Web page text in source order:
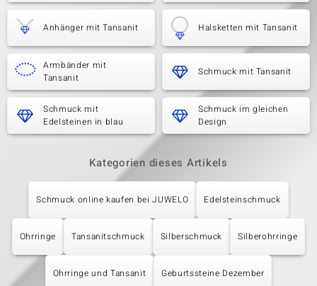
Anhänger mit Tansanit Halsketten mit Tansanit
Armbänder mit
Tansanit
Schmuck mit Tansanit
Schmuck mit
Edelsteinen in blau
Schmuck im gleichen
Design
Kategorien dieses Artikels
Schmuck online kaufen bei JUWELO Edelsteinschmuck
Ohrringe Tansanitschmuck Silberschmuck Silberohrringe
Ohrringe und Tansanit Geburtssteine Dezember